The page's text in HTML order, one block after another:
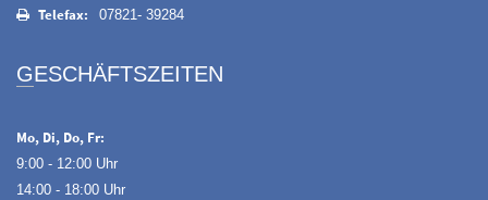
Telefax: 07821- 39284
GESCHÄFTSZEITEN
Mo, Di, Do, Fr:
9:00 - 12:00 Uhr
14:00 - 18:00 Uhr